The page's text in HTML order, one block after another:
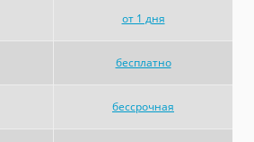
от 1 дня
бесплатно
бессрочная